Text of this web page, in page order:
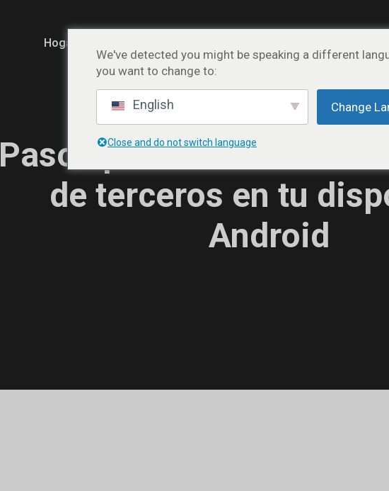
Hogar
Términos
Pasos para instalar un
de terceros en tu
Android
We've detected you might be speaking a different
you want to change to:
English Change
Close and do not switch language